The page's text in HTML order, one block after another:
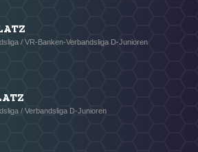
/ VR-Banken-Verbandsliga D-Junioren
/ Verbandsliga D-Junioren